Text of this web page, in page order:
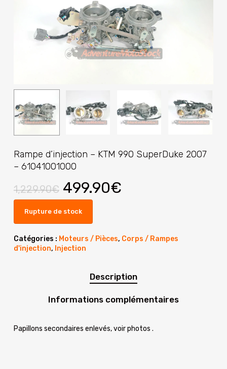
Rampe d’injection – KTM 990 SuperDuke 2007
– 61041001000
1,229.90€ Le
prix
initial
était :
1,229.90€.
499.90€Le
est :
499.90€.
Rupture de stock
Catégories : Moteurs / Pièces, Corps / Rampes
d'injection, Injection
Description
Informations complémentaires
Papillons secondaires enlevés, voir photos .